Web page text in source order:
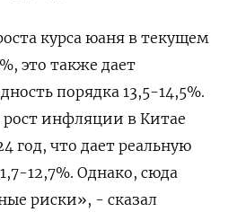
курса юаня в текущем
это также дает
порядка 13,5-14,5%.
инфляции в Китае
год, что дает реальную
12,7%. Однако, сюда
риски», - сказал